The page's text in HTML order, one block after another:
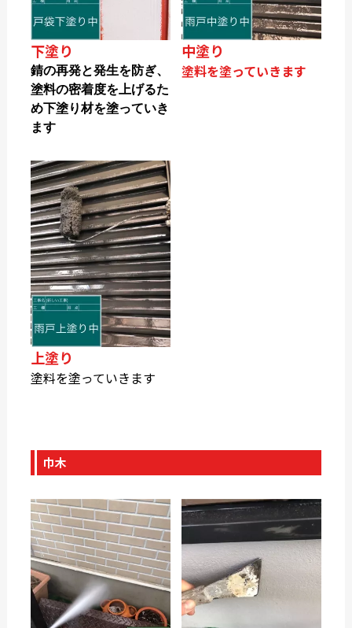
下塗り
錆の再発と発生を防ぎ、
塗料の密着度を上げるた
め下塗り材を塗っていき
ます
中塗り
塗料を塗っていきます
上塗り
塗料を塗っていきます
巾木